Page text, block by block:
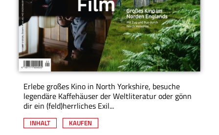
Erlebe großes Kino in North Yorkshire, besuche
legendäre Kaffehäuser der Weltliteratur oder gönn
dir ein (feld)herrliches Exil...
INHALT KAUFEN